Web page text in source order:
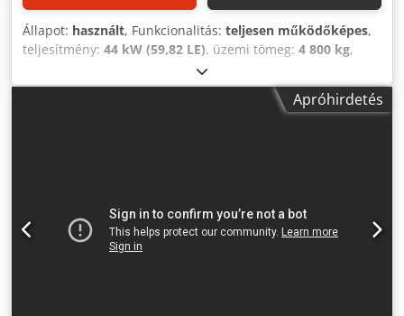
Állapot: használt, Funkcionalitás: teljesen működőképes,
teljesítmény: 44 kW (59,82 LE), üzemi tömeg: 4 800 kg,
, SICOM 50 Antares DS tandem henger
Gyártási év: 2000 1300 üzemóra Kb. 4800 kg 44 kW Deutz
motor, 4 henger Hengerek szélessége: 130 cm Djdpfx Asx
Apróhirdetés